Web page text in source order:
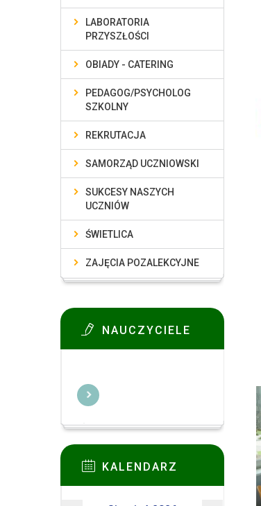
LABORATORIA
PRZYSZŁOŚCI
OBIADY - CATERING
PEDAGOG/PSYCHOLOG
SZKOLNY
REKRUTACJA
SAMORZĄD UCZNIOWSKI
SUKCESY NASZYCH
UCZNIÓW
ŚWIETLICA
ZAJĘCIA POZALEKCYJNE
NAUCZYCIELE
KALENDARZ